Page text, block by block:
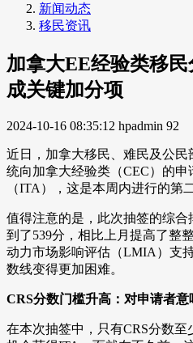
新闻动态
移民资讯
加拿大EE经验类移
成关键加分项
2024-10-16 08:35:12 hpadmin 92
近日，加拿大移民、难民及公
统向加拿大经验类（CEC）的申
（ITA），这是本周内进行的第
值得注意的是，此次抽签的综合
到了539分，相比上月提高了整
动力市场影响评估（LMIA）支
数线变得更加困难。
CRS分数门槛升高：对申请者意
在本次抽签中，只有CRS分数至